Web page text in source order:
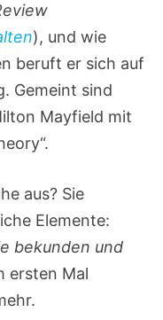
), und wie
beruft er sich auf
Gemeint sind
Mayfield mit
aus? Sie
Elemente:
bekunden und
ersten Mal